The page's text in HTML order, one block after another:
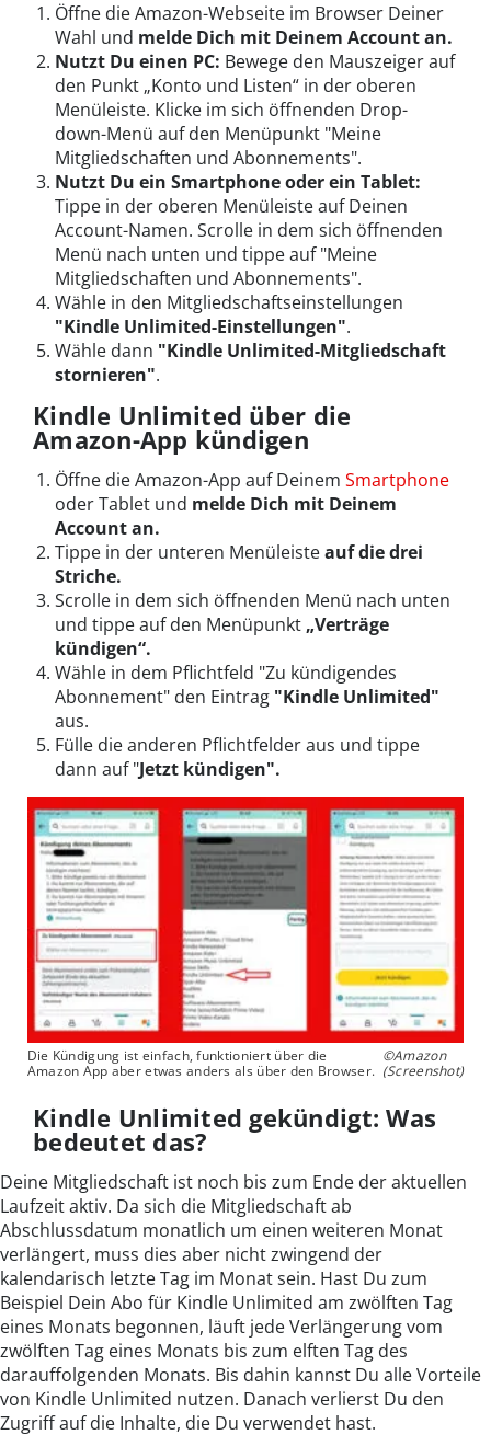
Öffne die Amazon-Webseite im Browser Deiner
Wahl und melde Dich mit Deinem Account an.
Nutzt Du einen PC: Bewege den Mauszeiger auf
den Punkt „Konto und Listen“ in der oberen
Menüleiste. Klicke im sich öffnenden Drop-
down-Menü auf den Menüpunkt "Meine
Mitgliedschaften und Abonnements".
Nutzt Du ein Smartphone oder ein Tablet:
Tippe in der oberen Menüleiste auf Deinen
Account-Namen. Scrolle in dem sich öffnenden
Menü nach unten und tippe auf "Meine
Mitgliedschaften und Abonnements".
Wähle in den Mitgliedschaftseinstellungen
"Kindle Unlimited-Einstellungen".
Wähle dann "Kindle Unlimited-Mitgliedschaft
stornieren".
Kindle Unlimited über die
Amazon-App kündigen
Öffne die Amazon-App auf Deinem Smartphone
oder Tablet und melde Dich mit Deinem
Account an.
Tippe in der unteren Menüleisteauf die drei
Striche.
Scrolle in dem sich öffnenden Menü nach unten
und tippe auf den Menüpunkt „Verträge
kündigen“.
Wähle in dem Pflichtfeld "Zu kündigendes
Abonnement" den Eintrag "Kindle Unlimited"
aus.
Fülle die anderen Pflichtfelder aus und tippe
dann auf "Jetzt kündigen".
Die Kündigung ist einfach, funktioniert über die
Amazon App aber etwas anders als über den Browser.
©Amazon
(Screenshot)
Kindle Unlimited gekündigt: Was
bedeutet das?
Deine Mitgliedschaft ist noch bis zum Ende der aktuellen
Laufzeit aktiv. Da sich die Mitgliedschaft ab
Abschlussdatum monatlich um einen weiteren Monat
verlängert, muss dies aber nicht zwingend der
kalendarisch letzte Tag im Monat sein. Hast Du zum
Beispiel Dein Abo für Kindle Unlimited am zwölften Tag
eines Monats begonnen, läuft jede Verlängerung vom
zwölften Tag eines Monats bis zum elften Tag des
darauffolgenden Monats. Bis dahin kannst Du alle Vorteile
von Kindle Unlimited nutzen. Danach verlierst Du den
Zugriff auf die Inhalte, die Du verwendet hast.